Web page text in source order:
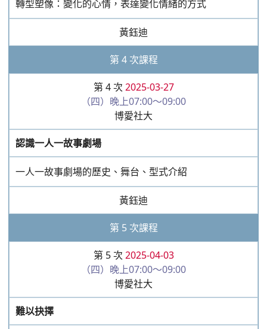
第 5 次
2025-04-03
（四）晚上07:00～09:00
博愛社大
一對對：表達對比心情
黃鈺迪
第 6 次課程
第 6 次 2025-04-10
（四）晚上07:00～09:00
博愛社大
三段落：故事的多元視野
黃鈺迪
第 7 次課程